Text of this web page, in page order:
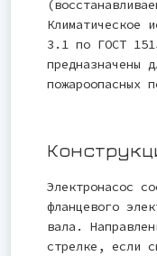
Климатическое
3.1 по ГОСТ
предназначены
пожароопасных
Электронасос
фланцевого
вала.
стрелке, если